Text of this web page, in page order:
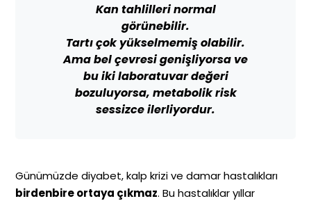
Kan tahlilleri normal
görünebilir.
Tartı çok yükselmemiş olabilir.
Ama bel çevresi genişliyorsa ve
bu iki laboratuvar değeri
bozuluyorsa, metabolik risk
sessizce ilerliyordur.
Günümüzde diyabet, kalp krizi ve damar hastalıkları
birdenbire ortaya çıkmaz. Bu hastalıklar yıllar